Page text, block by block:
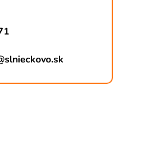
slnieckovo.sk